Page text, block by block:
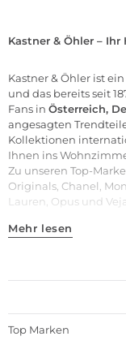
Kastner & Öhler –
Kastner & Öhler ist
und das bereits seit
Fans in Österreich,
angesagten
Kollektionen
Ihnen ins
Zu unseren Top-
Originals, Chanel,
Lauren, Opus und Veja
Mehr lesen
Top Marken